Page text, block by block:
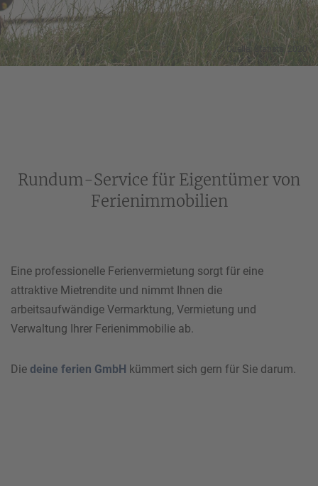
Quelle: Statista, 2020
Rundum-Service für Eigentümer von
Ferienimmobilien
Eine professionelle Ferienvermietung sorgt für eine
attraktive Mietrendite und nimmt Ihnen die
arbeitsaufwändige Vermarktung, Vermietung und
Verwaltung Ihrer Ferienimmobilie ab.
Die deine ferien GmbH kümmert sich gern für Sie darum.